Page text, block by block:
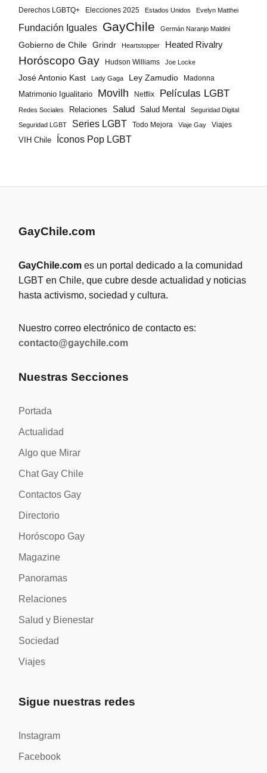
Derechos LGBTQ+ Elecciones 2025 Estados Unidos Evelyn Matthei
Fundación Iguales GayChile Germán Naranjo Maldini
Gobierno de Chile Grindr Heartstopper Heated Rivalry
Horóscopo Gay Hudson Williams Joe Locke
José Antonio Kast Lady Gaga Ley Zamudio Madonna
Matrimonio Igualitario Movilh Netflix Películas LGBT
Redes Sociales Relaciones Salud Salud Mental Seguridad Digital
Seguridad LGBT Series LGBT Todo Mejora Viaje Gay
Viajes
VIH Chile
Íconos Pop LGBT
GayChile.com
GayChile.com es un portal dedicado a la comunidad
LGBT en Chile, que cubre desde actualidad y noticias
hasta activismo, sociedad y cultura.
Nuestro correo electrónico de contacto es:
contacto@gaychile.com
Nuestras Secciones
Portada
Actualidad
Algo que Mirar
Chat Gay Chile
Contactos Gay
Directorio
Horóscopo Gay
Magazine
Panoramas
Relaciones
Salud y Bienestar
Sociedad
Viajes
Sigue nuestras redes
Instagram
Facebook